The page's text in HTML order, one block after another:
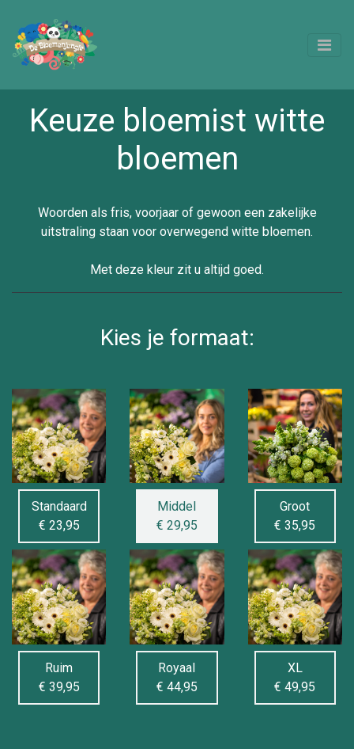
Keuze bloemist witte
bloemen
Woorden als fris, voorjaar of gewoon een zakelijke
uitstraling staan voor overwegend witte bloemen.
Met deze kleur zit u altijd goed.
Kies je formaat:
Standaard
€ 23,95
Middel
€ 29,95
Groot
€ 35,95
Ruim
€ 39,95
Royaal
€ 44,95
XL
€ 49,95